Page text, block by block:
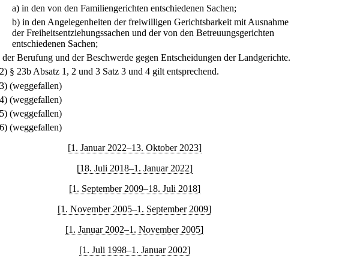
a) in den von den Familiengerichten entschiedenen Sachen;
b) in den Angelegenheiten der freiwilligen Gerichtsbarkeit mit Ausnahme
der Freiheitsentziehungssachen und der von den Betreuungsgerichten
entschiedenen Sachen;
der Berufung und der Beschwerde gegen Entscheidungen der Landgerichte.
§ 23b Absatz 1, 2 und 3 Satz 3 und 4 gilt entsprechend.
(weggefallen)
(weggefallen)
(weggefallen)
(weggefallen)
[1. Januar 2022–13. Oktober 2023]
[18. Juli 2018–1. Januar 2022]
[1. September 2009–18. Juli 2018]
[1. November 2005–1. September 2009]
[1. Januar 2002–1. November 2005]
[1. Juli 1998–1. Januar 2002]